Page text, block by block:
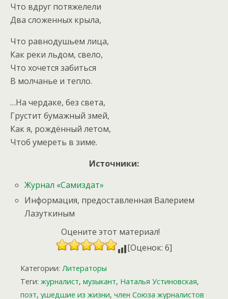
Что вдруг потяжелели
Два сложенных крыла,
Что равнодушьем лица,
Как реки льдом, свело,
Что хочется забиться
В молчанье и тепло.
…На чердаке, без света,
Грустит бумажный змей,
Как я, рождённый летом,
Чтоб умереть в зиме.
Источники:
Журнал «Самиздат»
Информация, предоставленная Валерием
Лазуткиным
Оцените этот материал!
[Оценок: 6]
Категории: Литераторы
Теги: журналист, музыкант, Наталья Устиновская,
поэт, ушедшие из жизни, член Союза журналистов